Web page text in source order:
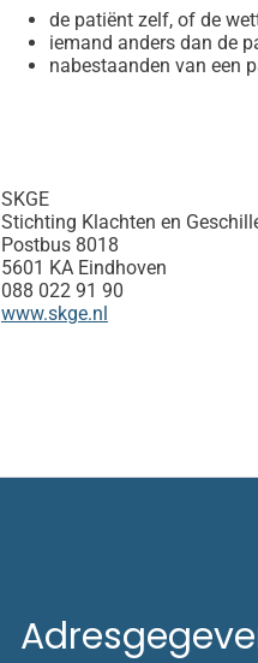
de patiënt zelf, of de
iemand anders dan de
nabestaanden van een
SKGE
Stichting Klachten en
Postbus 8018
5601 KA Eindhoven
088 022 91 90
www.skge.nl